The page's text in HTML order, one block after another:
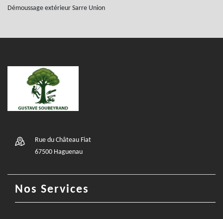
Démoussage extérieur Sarre Union
Rue du Château Fiat
67500 Haguenau
Nos Services